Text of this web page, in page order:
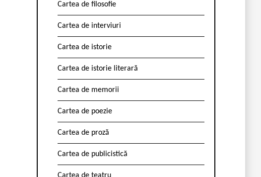
Cartea de filosofie
Cartea de interviuri
Cartea de istorie
Cartea de istorie literară
Cartea de memorii
Cartea de poezie
Cartea de proză
Cartea de publicistică